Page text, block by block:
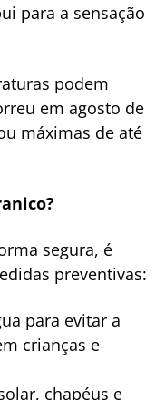
para a sensação
podem
em agosto de
máximas de até
segura, é
preventivas:
para evitar a
crianças e
chapéus e